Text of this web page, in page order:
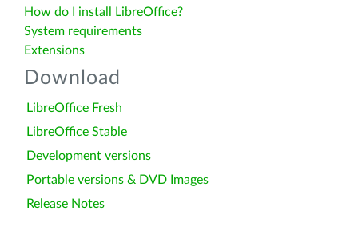
How do I install LibreOffice?
System requirements
Extensions
Download
LibreOffice Fresh
LibreOffice Stable
Development versions
Portable versions & DVD Images
Release Notes